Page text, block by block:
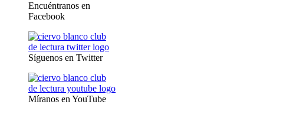
Encuéntranos en
Facebook
Síguenos en Twitter
Míranos en YouTube